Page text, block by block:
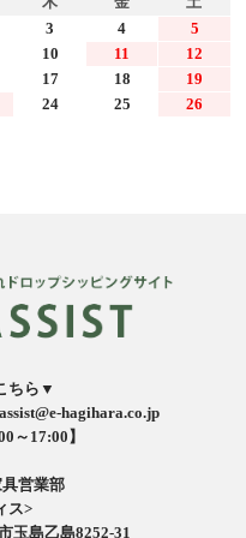
3 4
5
10 11
12
17 18
19
24 25
26
ちら▼
hagihara.co.jp
～17:00】
営業部
ス>
玉島乙島8252-31